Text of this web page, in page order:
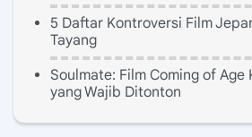
5 Daftar Kontroversi Film
Tayang
Soulmate: Film Coming of Age
yang Wajib Ditonton